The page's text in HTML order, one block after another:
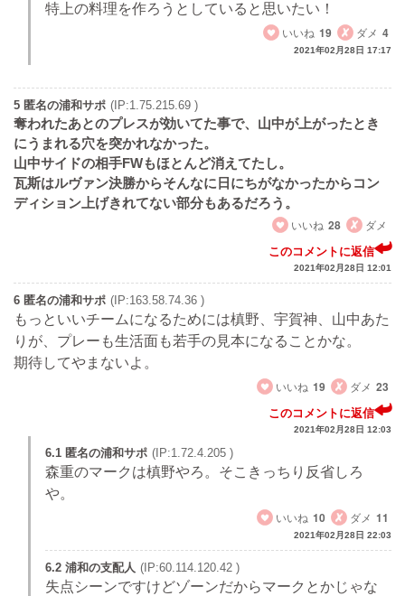
特上の料理を作ろうとしていると思いたい！
いいね 19 ダメ 4
2021年02月28日 17:17
5 匿名の浦和サポ (IP:1.75.215.69 )
奪われたあとのプレスが効いてた事で、山中が上がったとき
にうまれる穴を突かれなかった。
山中サイドの相手FWもほとんど消えてたし。
瓦斯はルヴァン決勝からそんなに日にちがなかったからコン
ディション上げきれてない部分もあるだろう。
いいね 28 ダメ
このコメントに返信
2021年02月28日 12:01
6 匿名の浦和サポ (IP:163.58.74.36 )
もっといいチームになるためには槙野、宇賀神、山中あた
りが、プレーも生活面も若手の見本になることかな。
期待してやまないよ。
いいね 19 ダメ 23
このコメントに返信
2021年02月28日 12:03
6.1 匿名の浦和サポ (IP:1.72.4.205 )
森重のマークは槙野やろ。そこきっちり反省しろ
や。
いいね 10 ダメ 11
2021年02月28日 22:03
6.2 浦和の支配人 (IP:60.114.120.42 )
失点シーンですけどゾーンだからマークとかじゃな